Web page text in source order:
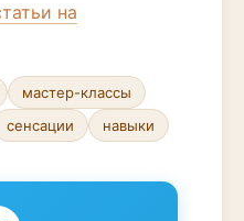
на
мастер-классы
сенсации навыки